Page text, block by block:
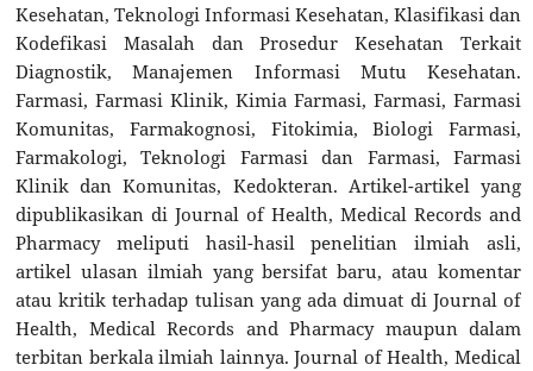
Kesehatan, Teknologi Informasi Kesehatan, Klasifikasi dan
Kodefikasi Masalah dan Prosedur Kesehatan Terkait
Diagnostik, Manajemen Informasi Mutu Kesehatan.
Farmasi, Farmasi Klinik, Kimia Farmasi, Farmasi, Farmasi
Komunitas, Farmakognosi, Fitokimia, Biologi Farmasi,
Farmakologi, Teknologi Farmasi dan Farmasi, Farmasi
Klinik dan Komunitas, Kedokteran. Artikel-artikel yang
dipublikasikan di Journal of Health, Medical Records and
Pharmacy meliputi hasil-hasil penelitian ilmiah asli,
artikel ulasan ilmiah yang bersifat baru, atau komentar
atau kritik terhadap tulisan yang ada dimuat di Journal of
Health, Medical Records and Pharmacy maupun dalam
terbitan berkala ilmiah lainnya. Journal of Health, Medical